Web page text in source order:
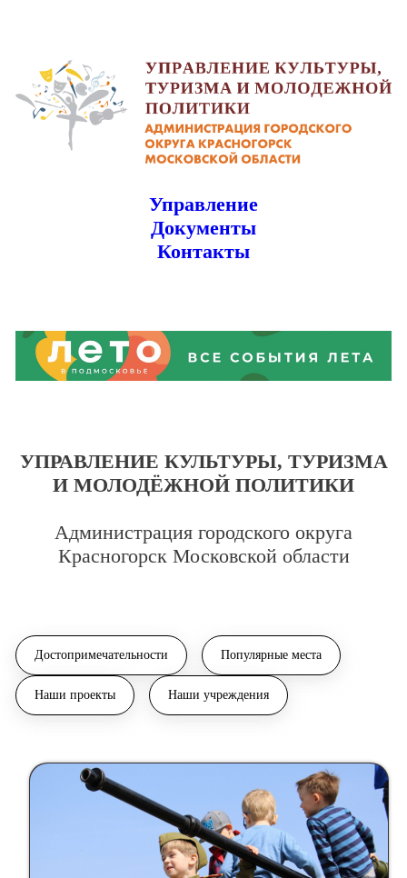
Управление
Документы
Контакты
УПРАВЛЕНИЕ КУЛЬТУРЫ, ТУРИЗМА
И МОЛОДЁЖНОЙ ПОЛИТИКИ
Администрация городского округа
Красногорск Московской области
Достопримечательности Популярные места
Наши проекты Наши учреждения